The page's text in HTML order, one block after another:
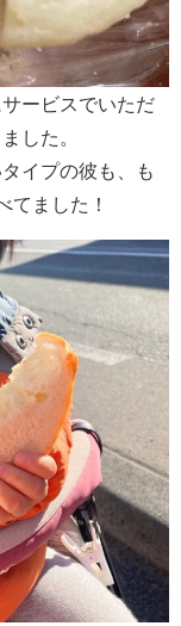
ービスでいただ
した。
イプの彼も、も
てました！